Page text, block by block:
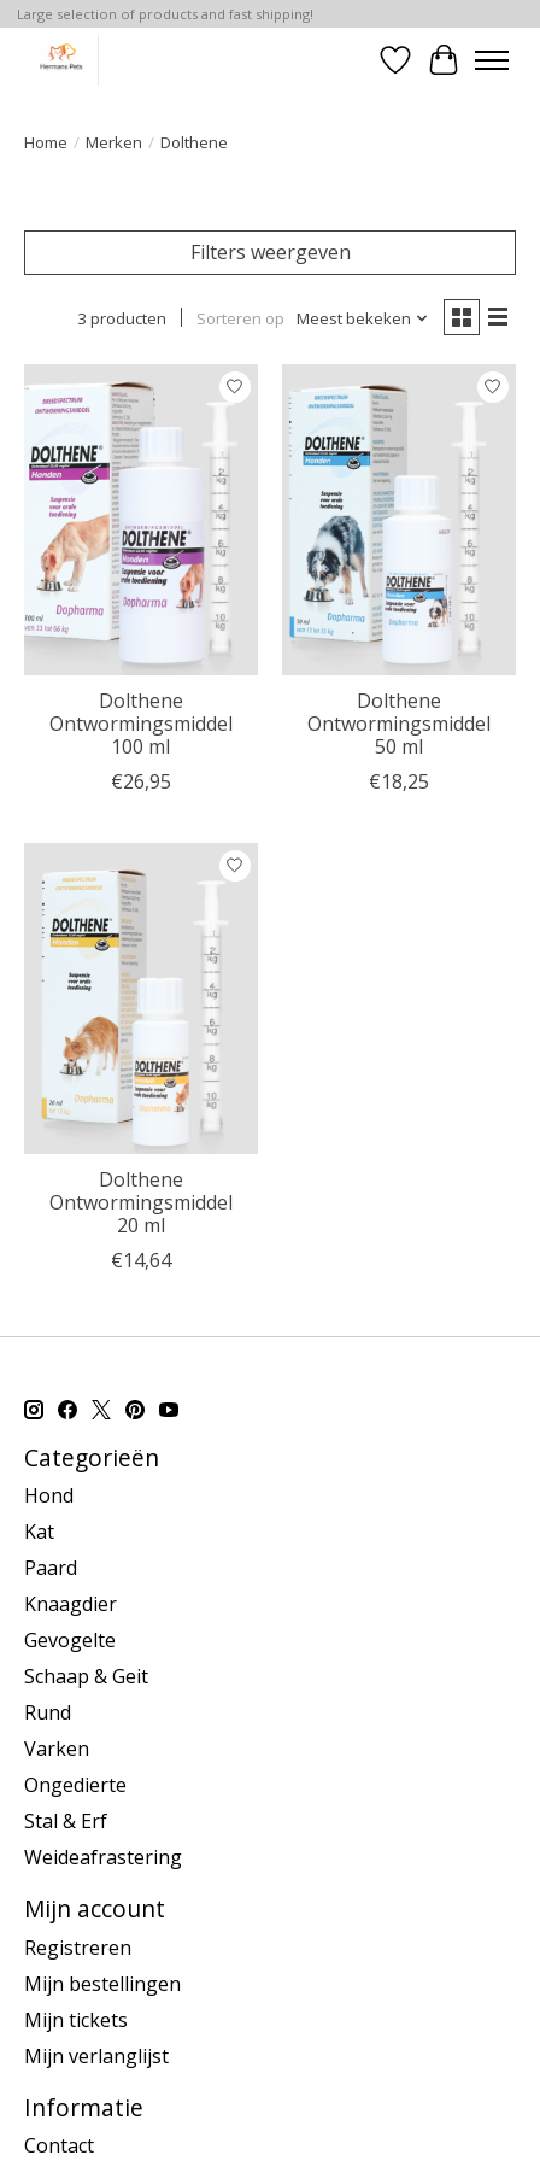
Large selection of products and fast shipping!
Verlanglijst
Home / Merken / Dolthene
Filters weergeven
3 producten Sorteren op Meest bekeken
Dolthene
Ontwormingsmiddel
100 ml
€26,95
Dolthene
Ontwormingsmiddel
50 ml
€18,25
Dolthene
Ontwormingsmiddel
20 ml
€14,64
Categorieën
Hond
Kat
Paard
Knaagdier
Gevogelte
Schaap & Geit
Rund
Varken
Ongedierte
Stal & Erf
Weideafrastering
Mijn account
Registreren
Mijn bestellingen
Mijn tickets
Mijn verlanglijst
Informatie
Contact